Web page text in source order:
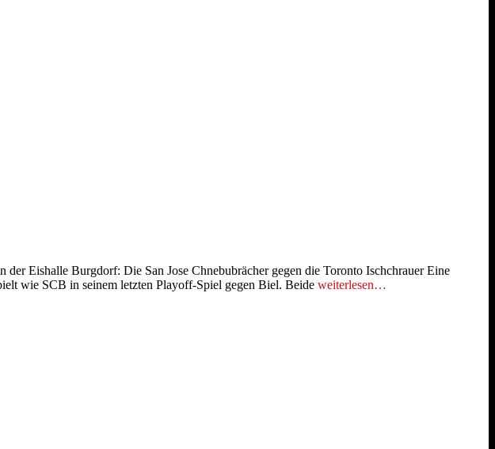
Eishalle Burgdorf: Die San Jose Chnebubrächer gegen die Toronto Ischchrauer Eine
wie SCB in seinem letzten Playoff-Spiel gegen Biel. Beide weiterlesen…